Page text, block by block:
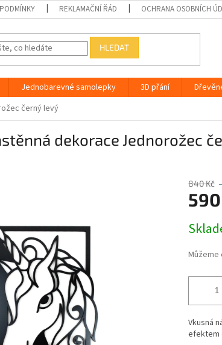
REKLAMAČNÍ ŘÁD OCHRANA OSOBNÍCH
HLEDAT
Jednobarevné samolepky 3D přání
černý levý
dekorace Jednorožec
840 Kč
cena:
Můžeme
Vkusná
efektem